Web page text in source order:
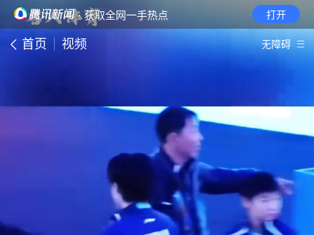
· 获取全网一手热点 打开
首页 视频 无障碍